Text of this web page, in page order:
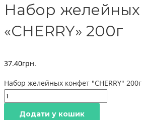
Набор желейных
«CHERRY» 200г
37.40грн.
Набор желейных конфет "CHERRY" 200г
Додати у кошик